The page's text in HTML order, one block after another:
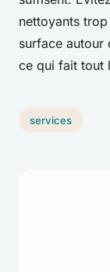
nettoyants
surface autour
ce qui fait tout
services